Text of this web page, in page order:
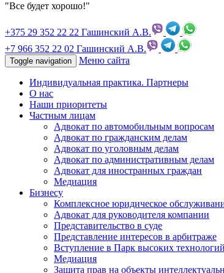
"Все будет хорошо!"
+375 29 352 22 22 Гашинский А.В.
+7 966 352 22 02 Гашинский А.В.
Toggle navigation Меню сайта
Индивидуальная практика. Партнеры
О нас
Наши приоритеты
Частным лицам
Адвокат по автомобильным вопросам
Адвокат по гражданским делам
Адвокат по уголовным делам
Адвокат по административным делам
Адвокат для иностранных граждан
Медиация
Бизнесу
Комплексное юридическое
Адвокат для руководителя компании
Представительство в суде
Представление интересов в арбитраже
Вступление в Парк высоких технологий
Медиация
Защита прав на объекты